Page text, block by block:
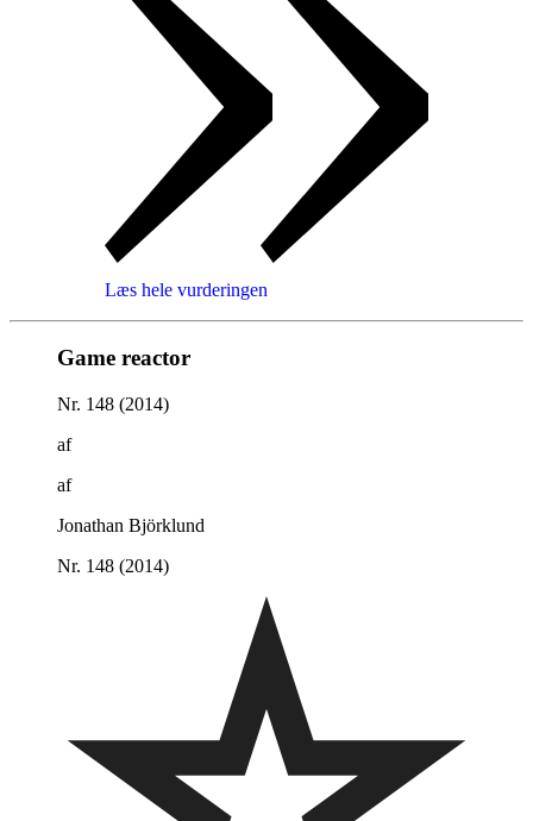
Læs hele vurderingen
Game reactor
Nr. 148 (2014)
af
af
Jonathan Björklund
Nr. 148 (2014)